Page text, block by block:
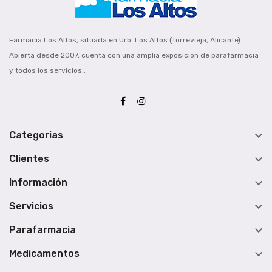
Farmacia Los Altos, situada en Urb. Los Altos (Torrevieja, Alicante).
Abierta desde 2007, cuenta con una amplia exposición de parafarmacia
y todos los servicios..
Categorias 
Clientes 
Información 
Servicios 
Parafarmacia 
Medicamentos 